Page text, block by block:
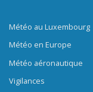
Météo au Luxembourg
Météo en Europe
Météo aéronautique
Vigilances